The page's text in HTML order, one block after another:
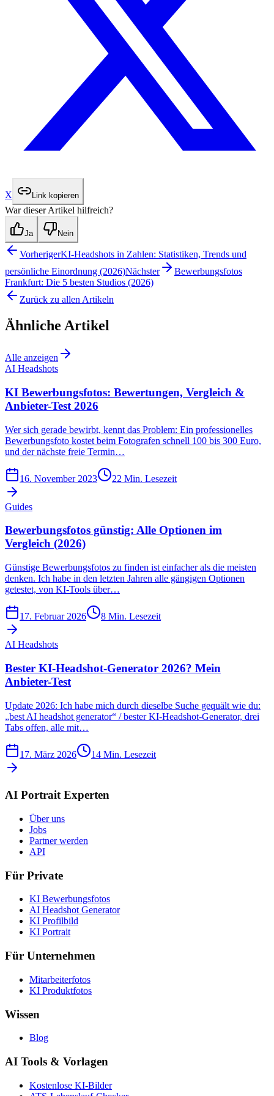
X Link kopieren
War dieser Artikel hilfreich?
Ja Nein
VorherigerKI-Headshots in Zahlen: Statistiken, Trends und
persönliche Einordnung (2026)Nächster
Bewerbungsfotos
Frankfurt: Die 5 besten Studios (2026)
Zurück zu allen Artikeln
Ähnliche Artikel
Alle anzeigen
AI Headshots
KI Bewerbungsfotos: Bewertungen, Vergleich &
Anbieter-Test 2026
Wer sich gerade bewirbt, kennt das Problem: Ein professionelles
Bewerbungsfoto kostet beim Fotografen schnell 100 bis 300 Euro,
und der nächste freie Termin…
16. November 2023 22 Min. Lesezeit
Guides
Bewerbungsfotos günstig: Alle Optionen im
Vergleich (2026)
Günstige Bewerbungsfotos zu finden ist einfacher als die meisten
denken. Ich habe in den letzten Jahren alle gängigen Optionen
getestet, von KI-Tools über…
17. Februar 2026 8 Min. Lesezeit
AI Headshots
Bester KI-Headshot-Generator 2026? Mein
Anbieter-Test
Update 2026: Ich habe mich durch dieselbe Suche gequält wie du:
„best AI headshot generator“ / bester KI-Headshot-Generator, drei
Tabs offen, alle mit…
17. März 2026 14 Min. Lesezeit
AI Portrait Experten
Über uns
Jobs
Partner werden
API
Für Private
KI Bewerbungsfotos
AI Headshot Generator
KI Profilbild
KI Portrait
Für Unternehmen
Mitarbeiterfotos
KI Produktfotos
Wissen
Blog
AI Tools & Vorlagen
Kostenlose KI-Bilder